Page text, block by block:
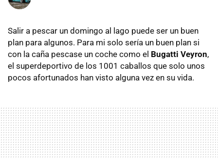
Salir a pescar un domingo al lago puede ser un buen
plan para algunos. Para mi solo sería un buen plan si
con la caña pescase un coche como el Bugatti Veyron,
el superdeportivo de los 1001 caballos que solo unos
pocos afortunados han visto alguna vez en su vida.